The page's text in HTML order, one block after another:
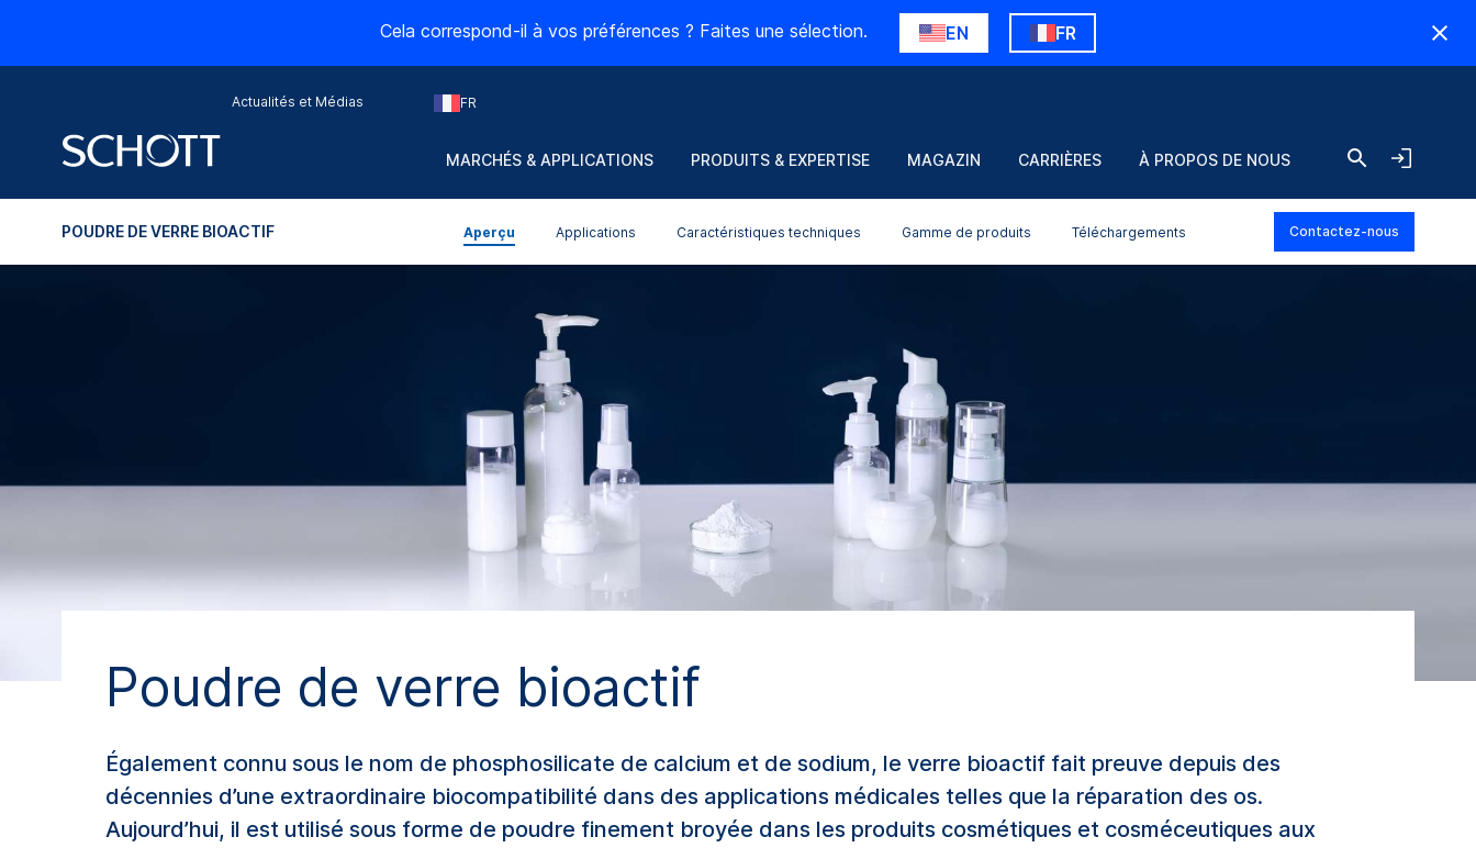
Cela correspond-il à vos préférences ? Faites une sélection. EN FR
Actualités et Médias FR
MARCHÉS & APPLICATIONS PRODUITS & EXPERTISE MAGAZIN CARRIÈRES À PROPOS DE NOUS
POUDRE DE VERRE BIOACTIF Aperçu Applications Caractéristiques techniques Gamme de produits Téléchargements Contactez-nous
Poudre de verre bioactif
Également connu sous le nom de phosphosilicate de calcium et de sodium, le verre bioactif fait preuve depuis des
décennies d’une extraordinaire biocompatibilité dans des applications médicales telles que la réparation des os.
Aujourd’hui, il est utilisé sous forme de poudre finement broyée dans les produits cosmétiques et cosméceutiques aux